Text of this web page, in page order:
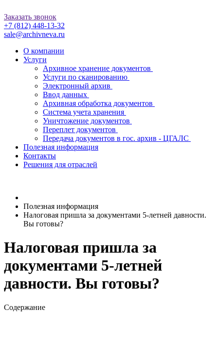
Заказать звонок
+7 (812) 448-13-32
sale@archivneva.ru
О компании
Услуги
Архивное хранение документов
Услуги по сканированию
Электронный архив
Ввод данных
Архивная обработка документов
Система учета хранения
Уничтожение документов
Переплет документов
Передача документов в гос. архив - ЦГАЛС
Полезная информация
Контакты
Решения для отраслей
Полезная информация
Налоговая пришла за документами 5-летней давности.
Вы готовы?
Налоговая пришла за
документами 5-летней
давности. Вы готовы?
Содержание